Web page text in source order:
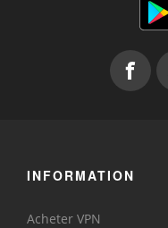
INFORMATION
Acheter VPN